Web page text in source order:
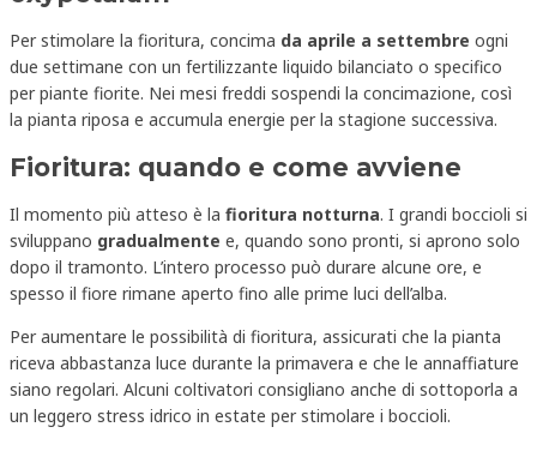
Per stimolare la fioritura, concima da aprile a settembre ogni
due settimane con un fertilizzante liquido bilanciato o specifico
per piante fiorite. Nei mesi freddi sospendi la concimazione, così
la pianta riposa e accumula energie per la stagione successiva.
Fioritura: quando e come avviene
Il momento più atteso è la fioritura notturna. I grandi boccioli si
sviluppano gradualmente e, quando sono pronti, si aprono solo
dopo il tramonto. L’intero processo può durare alcune ore, e
spesso il fiore rimane aperto fino alle prime luci dell’alba.
Per aumentare le possibilità di fioritura, assicurati che la pianta
riceva abbastanza luce durante la primavera e che le annaffiature
siano regolari. Alcuni coltivatori consigliano anche di sottoporla a
un leggero stress idrico in estate per stimolare i boccioli.